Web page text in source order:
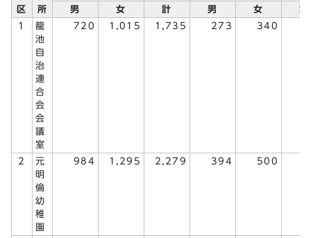
区
所
男 女 計 男 女
計
1
龍
池
自
治
連
合
会
会
議
室
720 1,015 1,735 273 340
2
元
明
倫
幼
稚
園
984 1,295 2,279 394 500